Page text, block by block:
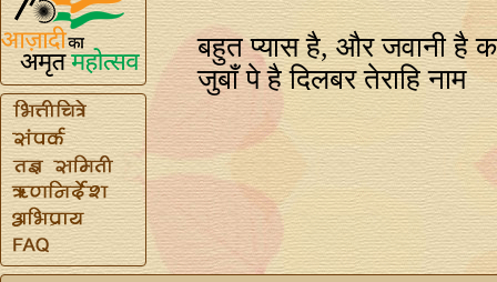
बहुत प्यास है, और जवानी है
जुबाँ पे है दिलबर तेराहि नाम